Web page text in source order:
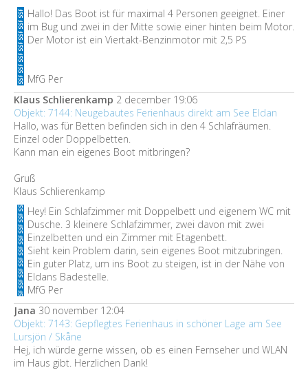
Hallo! Das Boot ist für maximal 4 Personen geeignet. Einer
im Bug und zwei in der Mitte sowie einer hinten beim Motor.
Der Motor ist ein Viertakt-Benzinmotor mit 2,5 PS
MfG Per
Klaus Schlierenkamp 2 december 19:06
Objekt: 7144: Neugebautes Ferienhaus direkt am See Eldan
Hallo, was für Betten befinden sich in den 4 Schlafräumen.
Einzel oder Doppelbetten.
Kann man ein eigenes Boot mitbringen?
Gruß
Klaus Schlierenkamp
Hey! Ein Schlafzimmer mit Doppelbett und eigenem WC mit
Dusche. 3 kleinere Schlafzimmer, zwei davon mit zwei
Einzelbetten und ein Zimmer mit Etagenbett.
Sieht kein Problem darin, sein eigenes Boot mitzubringen.
Ein guter Platz, um ins Boot zu steigen, ist in der Nähe von
Eldans Badestelle.
MfG Per
Jana 30 november 12:04
Objekt: 7143: Gepflegtes Ferienhaus in schöner Lage am See
Lursjön / Skåne
Hej, ich würde gerne wissen, ob es einen Fernseher und WLAN
im Haus gibt. Herzlichen Dank!